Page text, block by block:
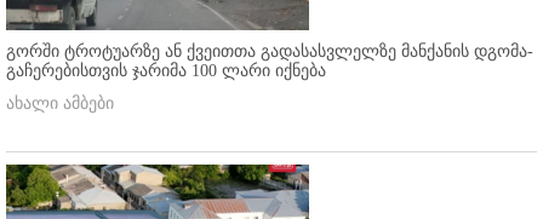
გორში ტროტუარზე ან ქვეითთა გადასასვლელზე მანქანის დგომა-
გაჩერებისთვის ჯარიმა 100 ლარი იქნება
ახალი ამბები